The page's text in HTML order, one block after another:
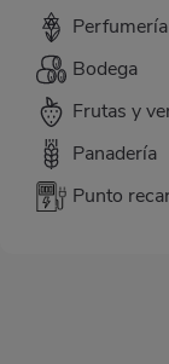
Perfumería
Bodega
Frutas y
Panadería
Punto